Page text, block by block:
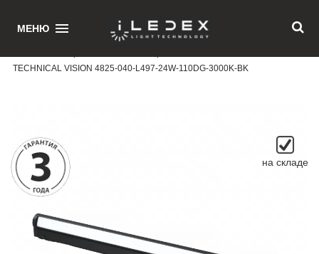
МЕНЮ
TECHNICAL VISION 4825-040-L497-24W-110DG-3000K-BK
на складе